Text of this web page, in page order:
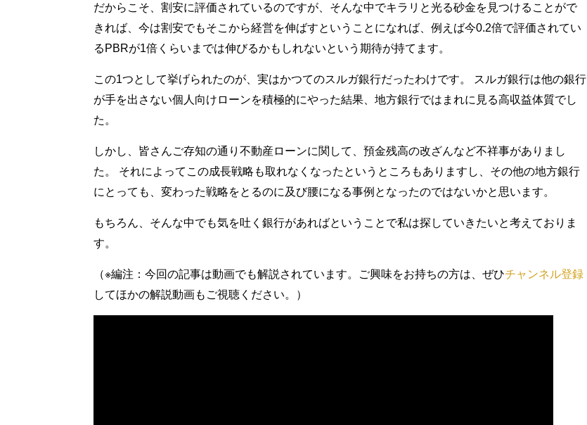
だからこそ、割安に評価されているのですが、そんな中でキラリと光る砂金を見つけることがで
きれば、今は割安でもそこから経営を伸ばすということになれば、例えば今0.2倍で評価されてい
るPBRが1倍くらいまでは伸びるかもしれないという期待が持てます。
この1つとして挙げられたのが、実はかつてのスルガ銀行だったわけです。 スルガ銀行は他の銀行
が手を出さない個人向けローンを積極的にやった結果、地方銀行ではまれに見る高収益体質でし
た。
しかし、皆さんご存知の通り不動産ローンに関して、預金残高の改ざんなど不祥事がありまし
た。 それによってこの成長戦略も取れなくなったというところもありますし、その他の地方銀行
にとっても、変わった戦略をとるのに及び腰になる事例となったのではないかと思います。
もちろん、そんな中でも気を吐く銀行があればということで私は探していきたいと考えておりま
す。
（※編注：今回の記事は動画でも解説されています。ご興味をお持ちの方は、ぜひチャンネル登録
してほかの解説動画もご視聴ください。）